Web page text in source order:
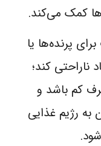
کمک می‌کند.
پرنده‌ها یا
کند؛
کم باشد و
به رژیم غذایی